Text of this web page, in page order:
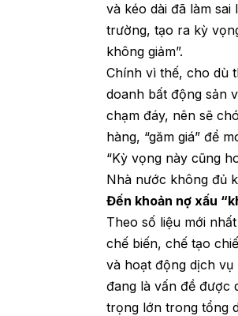
và kéo dài đã làm
trường, tạo ra kỳ
không giảm”.
Chính vì thế, cho dù
doanh bất động sản
chạm đáy, nên sẽ
hàng, “găm giá” để
“Kỳ vọng này cũng
Nhà nước không đủ
Đến khoản nợ xấu
Theo số liệu mới
chế biến, chế tạo
và hoạt động dịch
đang là vấn đề được
trọng lớn trong tổng